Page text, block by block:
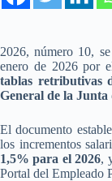
2026, número 10,
enero de 2026 por
tablas retributivas
General de la
El documento
los incrementos
1,5% para el 2026,
Portal del Empleado